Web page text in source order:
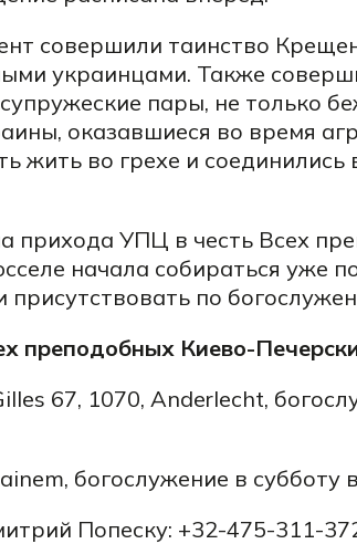
совершили таинство
украинцами. Также
пары, не только
оказавшиеся во время
жить во грехе и
прихода УПЦ в честь Всех
начала собираться уже
по
преподобных Киево-
67, 1070, Anderlecht,
богослужение в субботу
Попеску: +32-475-311-